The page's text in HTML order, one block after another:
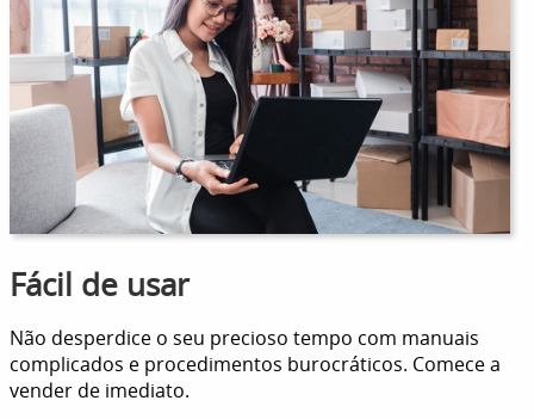
Fácil de usar
Não desperdice o seu precioso tempo com manuais
complicados e procedimentos burocráticos. Comece a
vender de imediato.